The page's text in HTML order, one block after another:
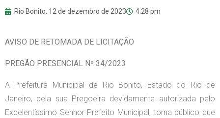
Rio Bonito, 12 de dezembro de 2023 4:28 pm
AVISO DE RETOMADA DE LICITAÇÃO
PREGÃO PRESENCIAL Nº 34/2023
A Prefeitura Municipal de Rio Bonito, Estado do Rio de
Janeiro, pela sua Pregoeira devidamente autorizada pelo
Excelentíssimo Senhor Prefeito Municipal, torna público que